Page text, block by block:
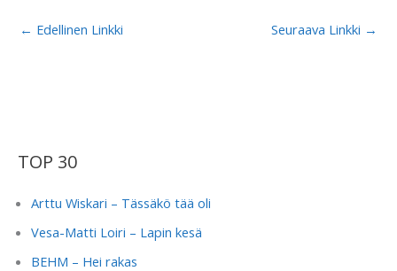
← Edellinen Linkki Seuraava Linkki →
TOP 30
Arttu Wiskari – Tässäkö tää oli
Vesa-Matti Loiri – Lapin kesä
BEHM – Hei rakas